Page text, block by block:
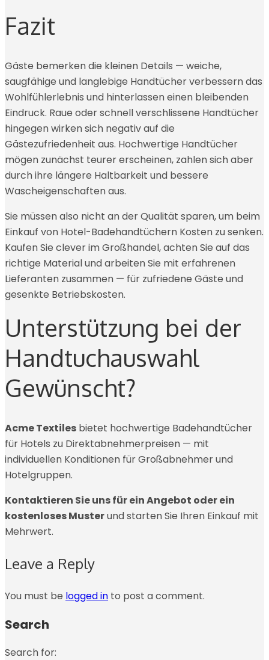
Fazit
Gäste bemerken die kleinen Details — weiche,
saugfähige und langlebige Handtücher verbessern das
Wohlfühlerlebnis und hinterlassen einen bleibenden
Eindruck. Raue oder schnell verschlissene Handtücher
hingegen wirken sich negativ auf die
Gästezufriedenheit aus. Hochwertige Handtücher
mögen zunächst teurer erscheinen, zahlen sich aber
durch ihre längere Haltbarkeit und bessere
Wascheigenschaften aus.
Sie müssen also nicht an der Qualität sparen, um beim
Einkauf von Hotel-Badehandtüchern Kosten zu senken.
Kaufen Sie clever im Großhandel, achten Sie auf das
richtige Material und arbeiten Sie mit erfahrenen
Lieferanten zusammen — für zufriedene Gäste und
gesenkte Betriebskosten.
Unterstützung bei der
Handtuchauswahl
Gewünscht?
Acme Textiles bietet hochwertige Badehandtücher
für Hotels zu Direktabnehmerpreisen — mit
individuellen Konditionen für Großabnehmer und
Hotelgruppen.
Kontaktieren Sie uns für ein Angebot oder ein
kostenloses Musterund starten Sie Ihren Einkauf mit
Mehrwert.
Leave a Reply
You must be logged in to post a comment.
Search
Search for: